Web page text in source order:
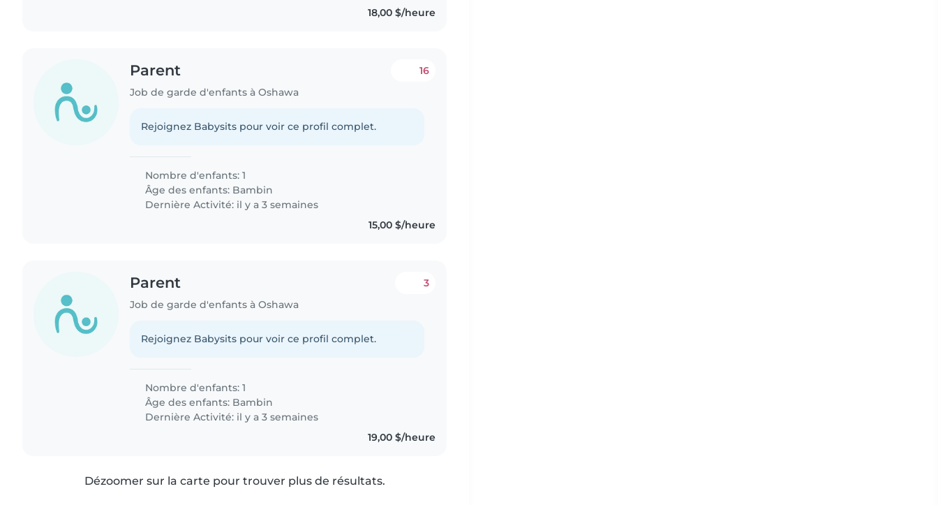
18,00 $/heure
Parent
Job de garde d'enfants à Oshawa
16
Rejoignez Babysits pour voir ce profil complet.
Nombre d'enfants: 1
Âge des enfants: Bambin
Dernière Activité: il y a 3 semaines
15,00 $/heure
Parent
Job de garde d'enfants à Oshawa
3
Rejoignez Babysits pour voir ce profil complet.
Nombre d'enfants: 1
Âge des enfants: Bambin
Dernière Activité: il y a 3 semaines
19,00 $/heure
Dézoomer sur la carte pour trouver plus de résultats.